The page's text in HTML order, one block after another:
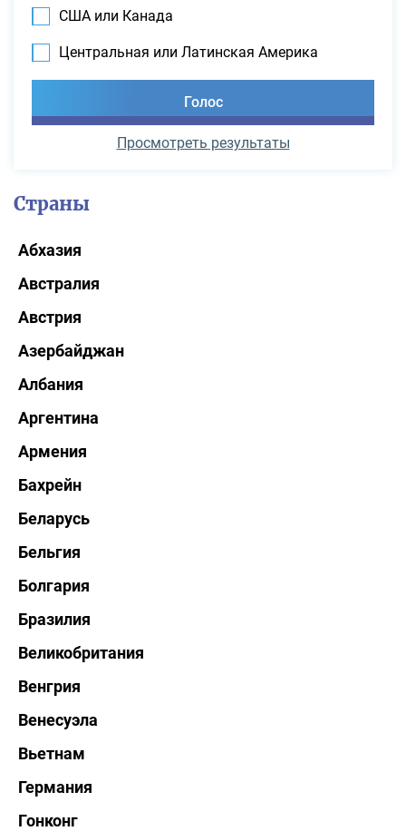
США или Канада
Центральная или Латинская Америка
Просмотреть результаты
Страны
Абхазия
Австралия
Австрия
Азербайджан
Албания
Аргентина
Армения
Бахрейн
Беларусь
Бельгия
Болгария
Бразилия
Великобритания
Венгрия
Венесуэла
Вьетнам
Германия
Гонконг